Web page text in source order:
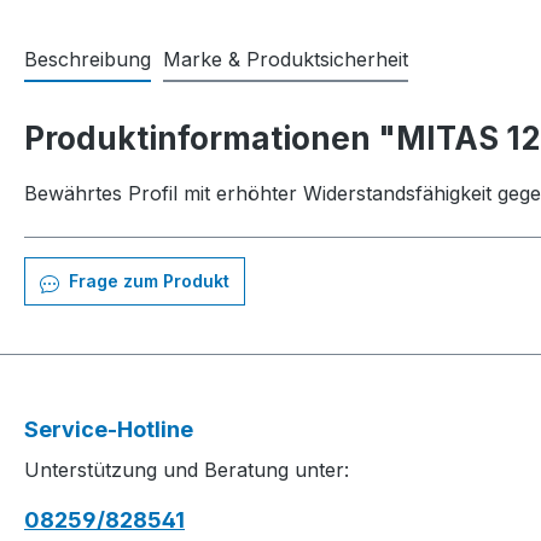
Beschreibung Marke & Produktsicherheit
Produktinformationen "MITAS
Bewährtes Profil mit erhöhter Widerstandsfähigkeit
Frage zum Produkt
Service-Hotline
Unterstützung und Beratung unter:
08259/828541